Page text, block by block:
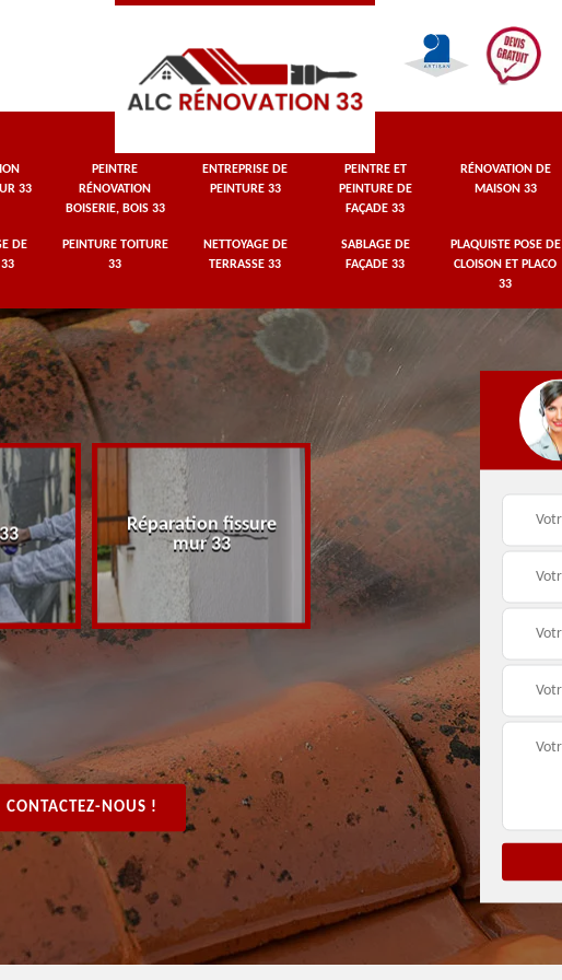
33
PEINTRE
RÉNOVATION
BOISERIE, BOIS 33
ENTREPRISE DE
PEINTURE 33
PEINTRE ET
PEINTURE DE
FAÇADE 33
RÉNOVATION DE
MAISON 33
DE
33
PEINTURE TOITURE
33
NETTOYAGE DE
TERRASSE 33
SABLAGE DE
FAÇADE 33
PLAQUISTE POSE DE
CLOISON ET PLACO
33
Réparation fissure
mur 33
Peintre rénovation
boiserie, bois 33
CONTACTEZ-NOUS !